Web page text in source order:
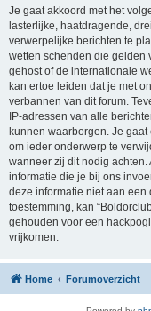
Je gaat akkoord met het
lasterlijke, haatdragende,
verwerpelijke berichten te
wetten schenden die gelden
gehost of de internationale
kan ertoe leiden dat je met
verbannen van dit forum.
IP-adressen van alle
kunnen waarborgen. Je gaat
om ieder onderwerp te
wanneer zij dit nodig
informatie die je bij ons
deze informatie niet aan een
toestemming, kan
gehouden voor een
vrijkomen.
Home Forumoverzicht